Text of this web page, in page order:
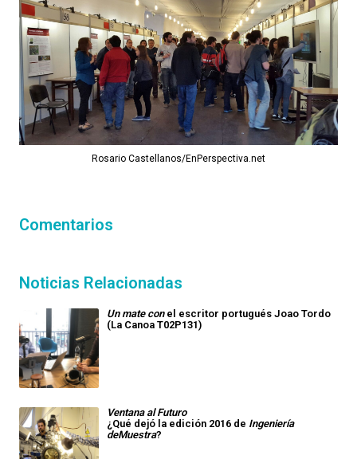
Rosario Castellanos/EnPerspectiva.net
Comentarios
Noticias Relacionadas
Un mate conel escritor portugués Joao Tordo
(La Canoa T02P131)
Ventana al Futuro
¿Qué dejó la edición 2016 de Ingeniería
deMuestra?